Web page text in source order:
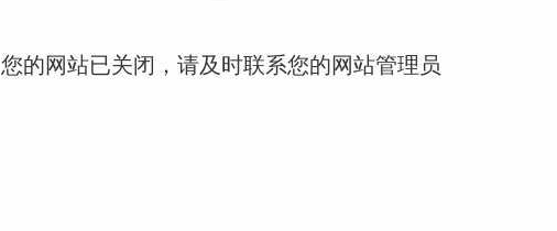
您的网站已关闭，请及时联系您的网站管理员